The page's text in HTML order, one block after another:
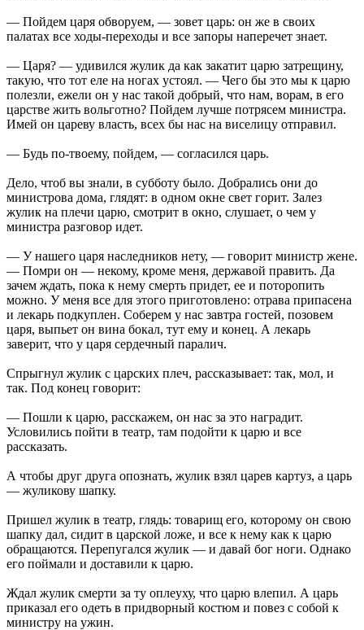
— Пойдем царя обворуем, — зовет царь: он же в своих
палатах все ходы-переходы и все запоры наперечет знает.
— Царя? — удивился жулик да как закатит царю затрещину,
такую, что тот еле на ногах устоял. — Чего бы это мы к царю
полезли, ежели он у нас такой добрый, что нам, ворам, в его
царстве жить вольготно? Пойдем лучше потрясем министра.
Имей он цареву власть, всех бы нас на виселицу отправил.
— Будь по-твоему, пойдем, — согласился царь.
Дело, чтоб вы знали, в субботу было. Добрались они до
министрова дома, глядят: в одном окне свет горит. Залез
жулик на плечи царю, смотрит в окно, слушает, о чем у
министра разговор идет.
— У нашего царя наследников нету, — говорит министр жене.
— Помри он — некому, кроме меня, державой править. Да
зачем ждать, пока к нему смерть придет, ее и поторопить
можно. У меня все для этого приготовлено: отрава припасена
и лекарь подкуплен. Соберем у нас завтра гостей, позовем
царя, выпьет он вина бокал, тут ему и конец. А лекарь
заверит, что у царя сердечный паралич.
Спрыгнул жулик с царских плеч, рассказывает: так, мол, и
так. Под конец говорит:
— Пошли к царю, расскажем, он нас за это наградит.
Условились пойти в театр, там подойти к царю и все
рассказать.
А чтобы друг друга опознать, жулик взял царев картуз, а царь
— жуликову шапку.
Пришел жулик в театр, глядь: товарищ его, которому он свою
шапку дал, сидит в царской ложе, и все к нему как к царю
обращаются. Перепугался жулик — и давай бог ноги. Однако
его поймали и доставили к царю.
Ждал жулик смерти за ту оплеуху, что царю влепил. А царь
приказал его одеть в придворный костюм и повез с собой к
министру на ужин.